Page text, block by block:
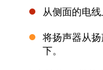
从侧面的电线
将扬声器从
下。